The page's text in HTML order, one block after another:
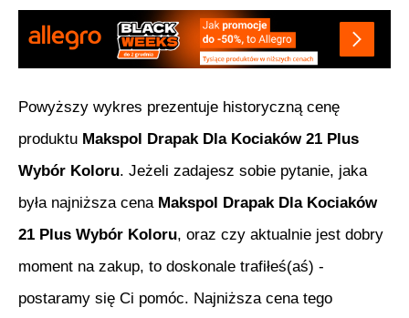
Powyższy wykres prezentuje historyczną cenę
produktu Makspol Drapak Dla Kociaków 21 Plus
Wybór Koloru. Jeżeli zadajesz sobie pytanie, jaka
była najniższa cena Makspol Drapak Dla Kociaków
21 Plus Wybór Koloru, oraz czy aktualnie jest dobry
moment na zakup, to doskonale trafiłeś(aś) -
postaramy się Ci pomóc. Najniższa cena tego